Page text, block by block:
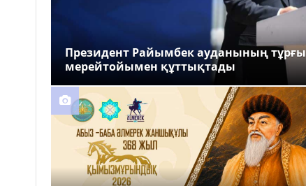
Президент Райымбек ауданының
мерейтойымен құттықтады